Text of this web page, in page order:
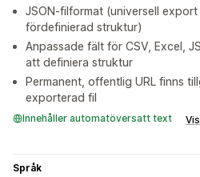
JSON-filformat (universell export
fördefinierad struktur)
Anpassade fält för CSV, Excel,
att definiera struktur
Permanent, offentlig URL finns
exporterad fil
Innehåller automatöversatt text
Språk